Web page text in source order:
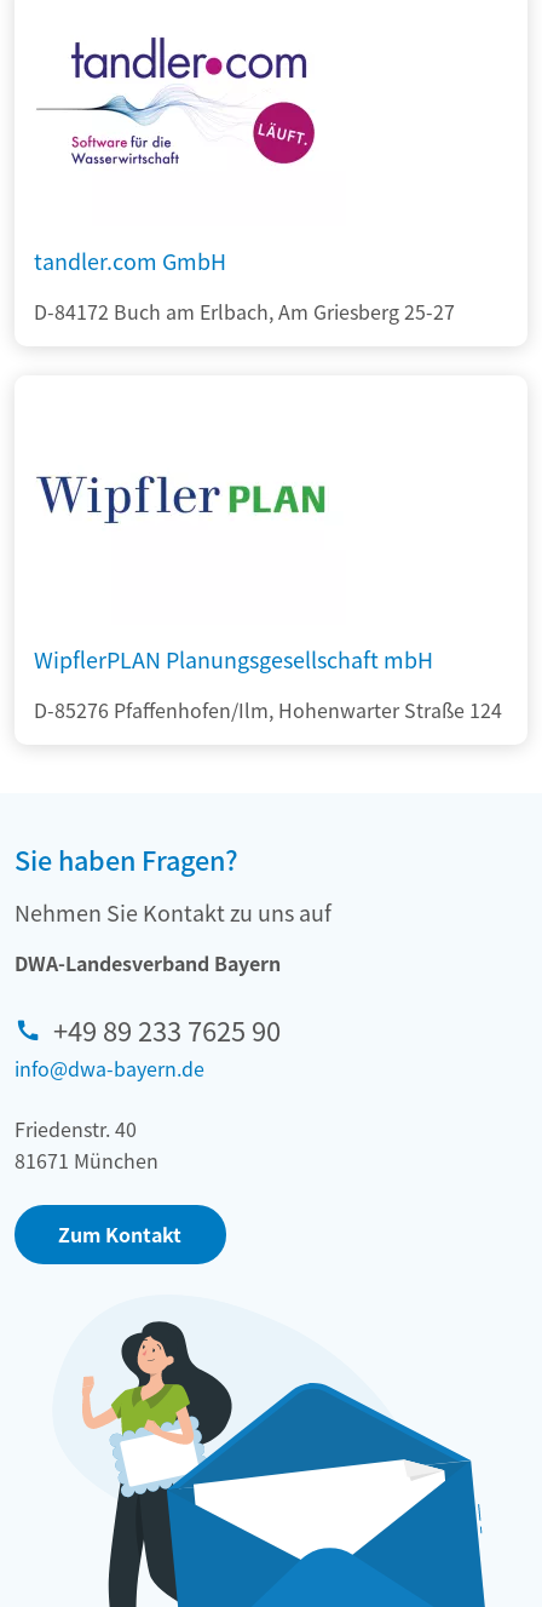
tandler.com GmbH
D-84172 Buch am Erlbach, Am Griesberg 25-27
WipflerPLAN Planungsgesellschaft mbH
D-85276 Pfaffenhofen/Ilm, Hohenwarter Straße 124
Sie haben Fragen?
Nehmen Sie Kontakt zu uns auf
DWA-Landesverband Bayern
+49 89 233 7625 90
info@dwa-bayern.de
Friedenstr. 40
81671 München
Zum Kontakt